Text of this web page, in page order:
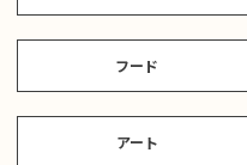
フード
アート